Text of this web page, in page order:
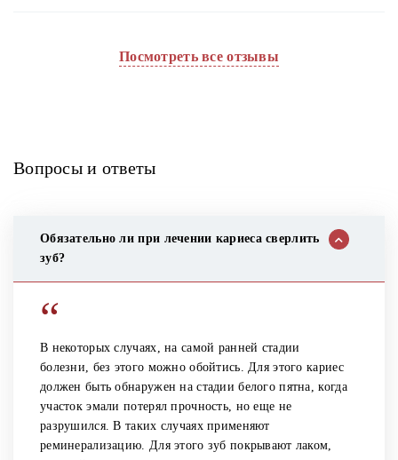
Посмотреть все отзывы
Вопросы и ответы
Обязательно ли при лечении кариеса сверлить
зуб?
“
В некоторых случаях, на самой ранней стадии
болезни, без этого можно обойтись. Для этого кариес
должен быть обнаружен на стадии белого пятна, когда
участок эмали потерял прочность, но еще не
разрушился. В таких случаях применяют
реминерализацию. Для этого зуб покрывают лаком,